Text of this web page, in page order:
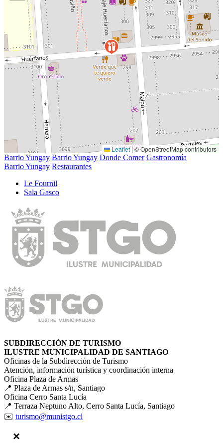
Leaflet|© OpenStreetMap contributors
Barrio Yungay Barrio Yungay Donde Comer Gastronomía
Barrio Yungay Restaurantes
Le Fournil
Sala Gasco
SUBDIRECCIÓN DE TURISMO
ILUSTRE MUNICIPALIDAD DE SANTIAGO
Oficinas de la Subdirección de Turismo
Atención, información turística y coordinación interna
Oficina Plaza de Armas
📍 Plaza de Armas s/n, Santiago
Oficina Cerro Santa Lucía
📍 Terraza Neptuno Alto, Cerro Santa Lucía, Santiago
✉️ turismo@munistgo.cl